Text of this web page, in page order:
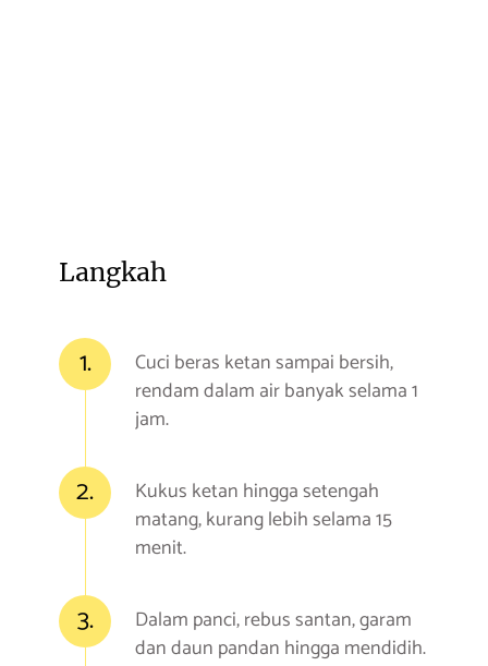
Langkah
1.
Cuci beras ketan sampai bersih,
rendam dalam air banyak selama 1
jam.
2.
Kukus ketan hingga setengah
matang, kurang lebih selama 15
menit.
3.
Dalam panci, rebus santan, garam
dan daun pandan hingga mendidih.